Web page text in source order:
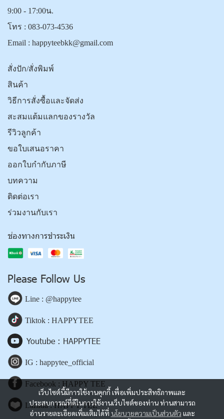
เว็บไซต์นี้มีการใช้งานคุกกี้ เพื่อเพิ่มประสิทธิภาพและ
ประสบการณ์ที่ดีในการใช้งานเว็บไซต์ของท่าน ท่านสามารถ
อ่านรายละเอียดเพิ่มเติมได้ที่ นโยบายความเป็นส่วนตัว และ
9:00 - 17:00น.
โทร : 083-073-4536
Email : happyteebkk@gmail.com
สั่งปัก/สั่งพิมพ์
สินค้า
วิธีการสั่งซื้อและจัดส่ง
สะสมแต้มแลกของรางวัล
รีวิวลูกค้า
ขอใบเสนอราคา
ออกใบกำกับภาษี
บทความ
ติดต่อเรา
ร่วมงานกับเรา
ช่องทางการชำระเงิน
Please Follow Us
Line : @happytee
Tiktok : HAPPYTEE
Youtube : HAPPYTEE
IG : happytee_official
Facebook : HAPPY TEE
Lazada : HAPPY TEE